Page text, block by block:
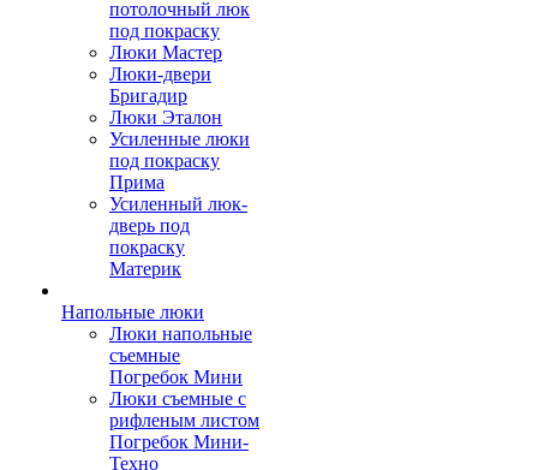
потолочный люк
под покраску
Люки Мастер
Люки-двери
Бригадир
Люки Эталон
Усиленные люки
под покраску
Прима
Усиленный люк-
дверь под
покраску
Материк
Напольные люки
Люки напольные
съемные
Погребок Мини
Люки съемные с
рифленым листом
Погребок Мини-
Техно